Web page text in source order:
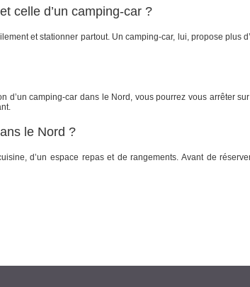
celle d’un camping-car ?
et stationner partout. Un camping-car, lui, propose plus
camping-car dans le Nord, vous pourrez vous arrêter
le Nord ?
d’un espace repas et de rangements. Avant de